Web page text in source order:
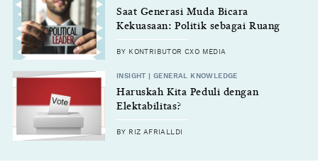
Saat Generasi Muda Bicara
Kekuasaan: Politik sebagai Ruang
Gagasan, Bukan Warisan
BY KONTRIBUTOR CXO MEDIA
INSIGHT | GENERAL KNOWLEDGE
Haruskah Kita Peduli dengan
Elektabilitas?
BY RIZ AFRIALLDI